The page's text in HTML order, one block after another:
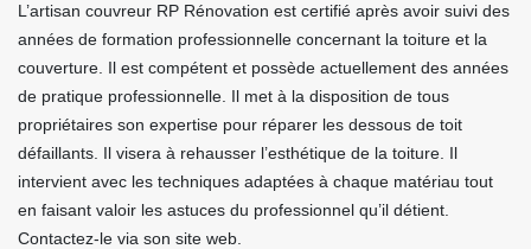
L’artisan couvreur RP Rénovation est certifié après avoir suivi des
années de formation professionnelle concernant la toiture et la
couverture. Il est compétent et possède actuellement des années
de pratique professionnelle. Il met à la disposition de tous
propriétaires son expertise pour réparer les dessous de toit
défaillants. Il visera à rehausser l’esthétique de la toiture. Il
intervient avec les techniques adaptées à chaque matériau tout
en faisant valoir les astuces du professionnel qu’il détient.
Contactez-le via son site web.